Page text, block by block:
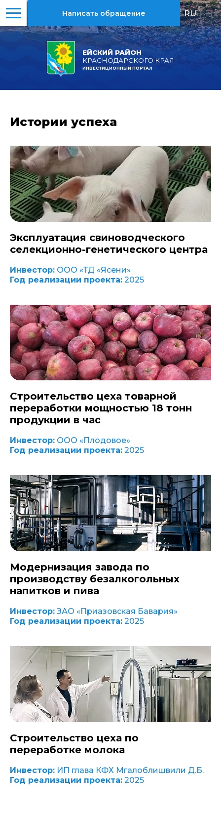
ЕЙСКИЙ РАЙОН
КРАСНОДАРСКОГО КРАЯ
ИНВЕСТИЦИОННЫЙ ПОРТАЛ
Написать обращение RU | EN
Истории успеха
Эксплуатация свиноводческого
селекционно-генетического центра
Инвестор: ООО «ТД «Ясени»
Год реализации проекта: 2025
Строительство цеха товарной
переработки мощностью 18 тонн
продукции в час
Инвестор: ООО «Плодовое»
Год реализации проекта: 2025
Модернизация завода по
производству безалкогольных
напитков и пива
Инвестор:ЗАО «Приазовская Бавария»
Год реализации проекта: 2025
Строительство цеха по
переработке молока
Инвестор: ИП глава КФХ Мгалоблишвили Д.Б.
Год реализации проекта: 2025